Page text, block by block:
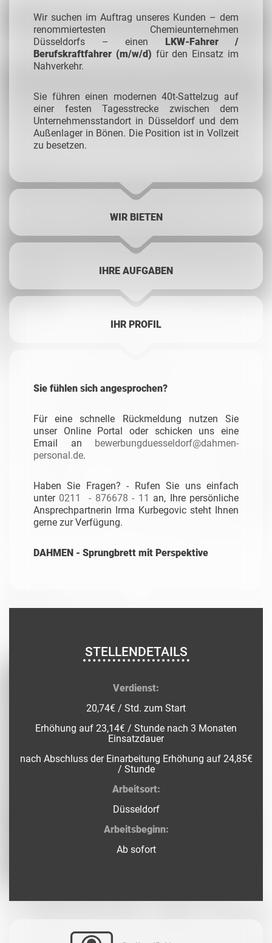
Wir suchen im Auftrag unseres Kunden – dem
renommiertesten Chemieunternehmen
Düsseldorfs – einen LKW-Fahrer /
Berufskraftfahrer (m/w/d) für den Einsatz im
Nahverkehr.
Sie führen einen modernen 40t-Sattelzug auf
einer festen Tagesstrecke zwischen dem
Unternehmensstandort in Düsseldorf und dem
Außenlager in Bönen. Die Position ist in Vollzeit
zu besetzen.
WIR BIETEN
IHRE AUFGABEN
IHR PROFIL
Sie fühlen sich angesprochen?
Für eine schnelle Rückmeldung nutzen Sie
unser Online Portal oder schicken uns eine
Email an bewerbungduesseldorf@dahmen-
personal.de.
Haben Sie Fragen? - Rufen Sie uns einfach
unter 0211 - 876678 - 11 an, Ihre persönliche
Ansprechpartnerin Irma Kurbegovic steht Ihnen
gerne zur Verfügung.
DAHMEN - Sprungbrett mit Perspektive
STELLENDETAILS
Verdienst:
20,74€ / Std. zum Start
Erhöhung auf 23,14€ / Stunde nach 3 Monaten
Einsatzdauer
nach Abschluss der Einarbeitung Erhöhung auf 24,85€
/ Stunde
Arbeitsort:
Düsseldorf
Arbeitsbeginn:
Ab sofort